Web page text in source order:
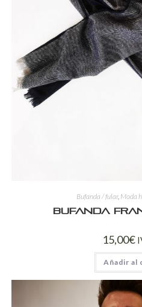
Bufanda / fular, Moda
Bufanda
15,00€
Añadir al